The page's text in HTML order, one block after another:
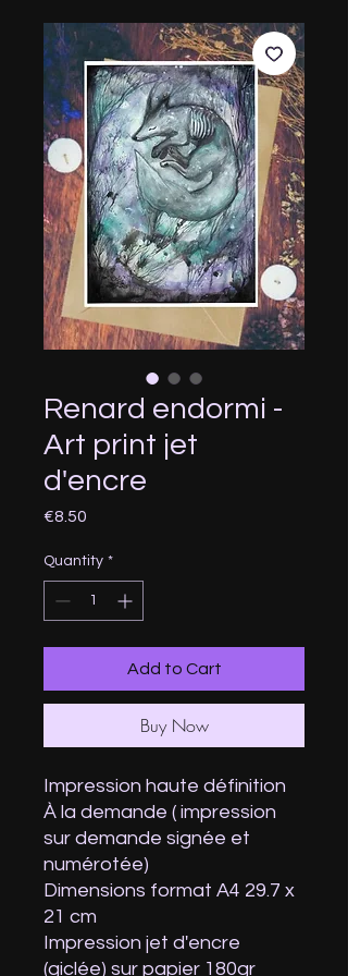
Renard endormi -
Art print jet
d'encre
€8.50
Quantity *
Add to Cart
Buy Now
Impression haute définition
À la demande ( impression
sur demande signée et
numérotée)
Dimensions format A4 29.7 x
21 cm
Impression jet d'encre
(giclée) sur papier 180gr